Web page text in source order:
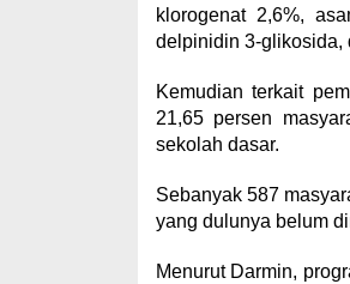
klorogenat 2,6%,
delpinidin 3-glikosida,
Kemudian terkait
21,65 persen
sekolah dasar.
Sebanyak 587
yang dulunya belum
Menurut Darmin,